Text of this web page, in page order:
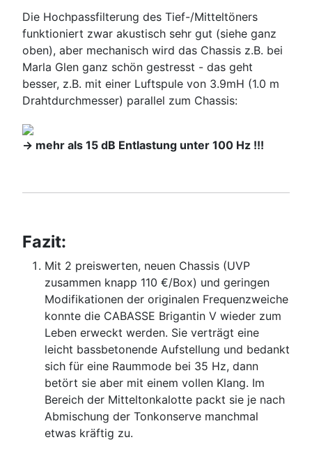
Die Hochpassfilterung des Tief-/Mitteltöners
funktioniert zwar akustisch sehr gut (siehe ganz
oben), aber mechanisch wird das Chassis z.B. bei
Marla Glen ganz schön gestresst - das geht
besser, z.B. mit einer Luftspule von 3.9mH (1.0 m
Drahtdurchmesser) parallel zum Chassis:
-> mehr als 15 dB Entlastung unter 100 Hz !!!
Fazit:
Mit 2 preiswerten, neuen Chassis (UVP
zusammen knapp 110 €/Box) und geringen
Modifikationen der originalen Frequenzweiche
konnte die CABASSE Brigantin V wieder zum
Leben erweckt werden. Sie verträgt eine
leicht bassbetonende Aufstellung und bedankt
sich für eine Raummode bei 35 Hz, dann
betört sie aber mit einem vollen Klang. Im
Bereich der Mitteltonkalotte packt sie je nach
Abmischung der Tonkonserve manchmal
etwas kräftig zu.